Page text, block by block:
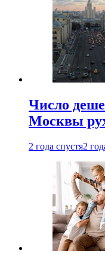
Число
Москвы
2 года спустя2